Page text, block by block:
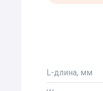
L-длина, мм